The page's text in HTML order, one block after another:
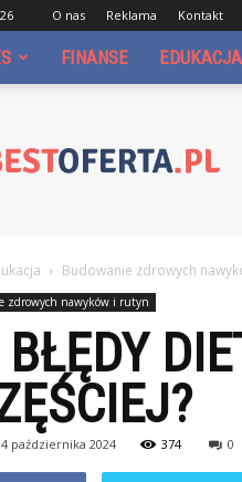
O nas Reklama Kontakt
FINANSE EDUKACJA
Budowanie zdrowych
zdrowych nawyków i rutyn
października 2024 374 0